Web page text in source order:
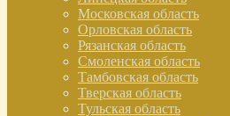
Московская область
Орловская область
Рязанская область
Смоленская область
Тамбовская область
Тверская область
Тульская область